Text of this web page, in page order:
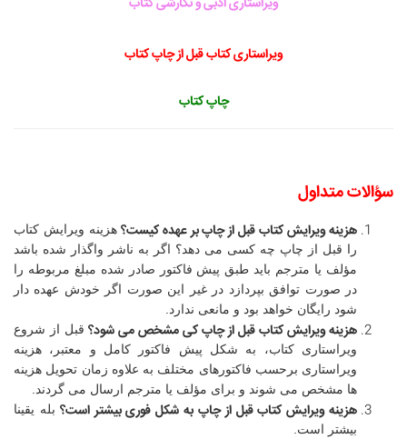
ویراستاری کتاب قبل از چاپ کتاب
چاپ کتاب
سؤالات متداول
هزینه ویرایش کتاب قبل از چاپبر عهده کیست؟هزینه ویرایش کتاب
را قبل از چاپ چه کسی می دهد؟ اگر به ناشر واگذار شده باشد
مؤلف یا مترجم باید طبق پیش فاکتور صادر شده مبلغ مربوطه را
در صورت توافق بپردازد در غیر این صورت اگر خودش عهده دار
شود رایگان خواهد بود و مانعی ندارد.
هزینه ویرایش کتاب قبل از چاپکی مشخص می شود؟ قبل از شروع
ویراستاری کتاب، به شکل پیش فاکتور کامل و معتبر، هزینه
ویراستاری برحسب فاکتورهای مختلف به علاوه زمان تحویل هزینه
ها مشخص می شوند و برای مؤلف یا مترجم ارسال می گردند.
هزینه ویرایش کتاب قبل از چاپبه شکل فوری بیشتر است؟ بله یقینا
بیشتر است.